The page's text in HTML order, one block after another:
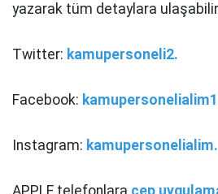
yazarak tüm detaylara
Twitter: kamupersoneli2.
Facebook:
Instagram: kamupersonelialim.
APPLE telefonlara cep